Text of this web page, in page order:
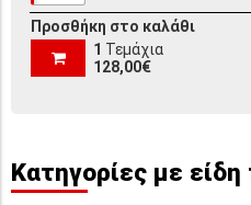
Προσθήκη στο καλάθι
1 Τεμάχια
128,00€
Κατηγορίες με